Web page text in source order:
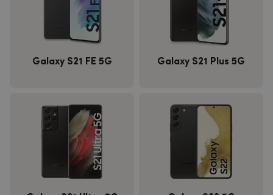
Galaxy S21 FE 5G Galaxy S21 Plus 5G